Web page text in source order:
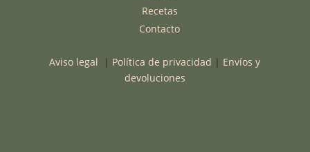
Recetas
Contacto
Aviso legal | Política de privacidad | Envíos y
devoluciones